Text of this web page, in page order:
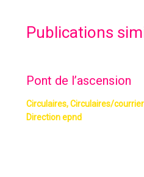
Publications
Pont de l’ascension
Circulaires,Circulaires/
Direction epnd